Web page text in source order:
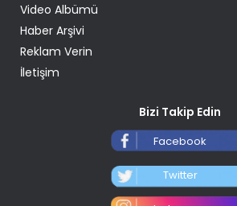
Video Albümü
Haber Arşivi
Reklam Verin
İletişim
Bizi Takip Edin
Facebook
Twitter